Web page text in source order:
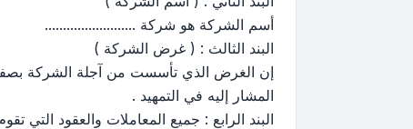
أسم الشركة هو شركة .........................
البند الثالث : ( غرض الشركة )
إن الغرض الذي تأسست من آجلة الشركة
المشار إليه في التمهيد .
البند الرابع : جميع المعاملات والعقود التي